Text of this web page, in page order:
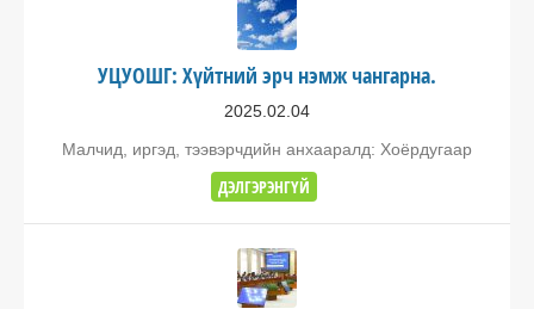
УЦУОШГ: Хүйтний эрч нэмж чангарна.
2025.02.04
Малчид, иргэд, тээвэрчдийн анхааралд: Хоёрдугаар
ДЭЛГЭРЭНГҮЙ